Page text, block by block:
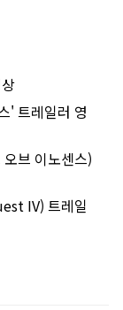
' 트레일러 영
브 이노센스)
IV) 트레일